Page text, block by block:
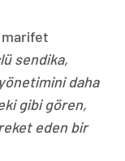
marifet
sendika,
daha
gibi gören,
eden bir